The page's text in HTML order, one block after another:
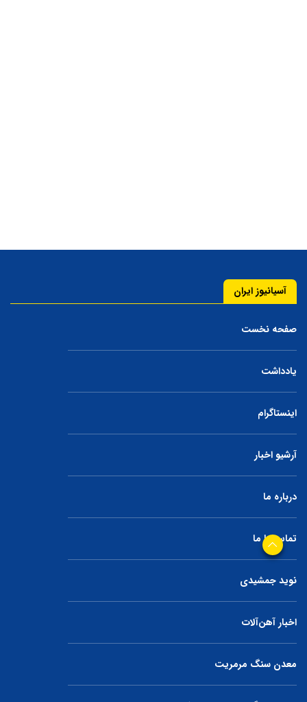
آسیانیوز ایران
صفحه نخست
یادداشت
اینستاگرام
آرشیو اخبار
درباره ما
تماس با ما
نوید جمشیدی
اخبار آهن‌آلات
معدن سنگ مرمریت